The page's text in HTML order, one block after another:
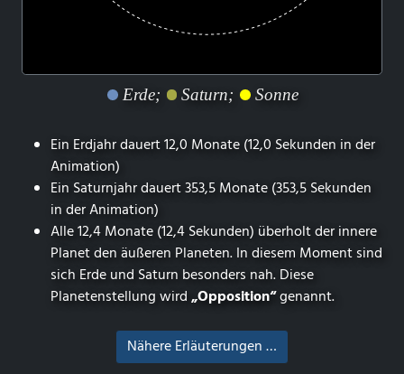
Erde; Saturn; Sonne
Ein Erdjahr dauert 12,0 Monate (12,0 Sekunden in der
Animation)
Ein Saturnjahr dauert 353,5 Monate (353,5 Sekunden
in der Animation)
Alle 12,4 Monate (12,4 Sekunden) überholt der innere
Planet den äußeren Planeten. In diesem Moment sind
sich Erde und Saturn besonders nah. Diese
Planetenstellung wird„Opposition“genannt.
Nähere Erläuterungen …